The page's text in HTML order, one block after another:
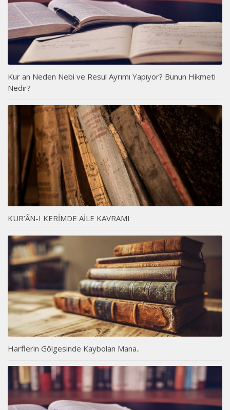
Kur an Neden Nebi ve Resul Ayrımı Yapıyor? Bunun Hikmeti
Nedir?
KUR’ÂN-I KERİMDE AİLE KAVRAMI
Harflerin Gölgesinde Kaybolan Mana..